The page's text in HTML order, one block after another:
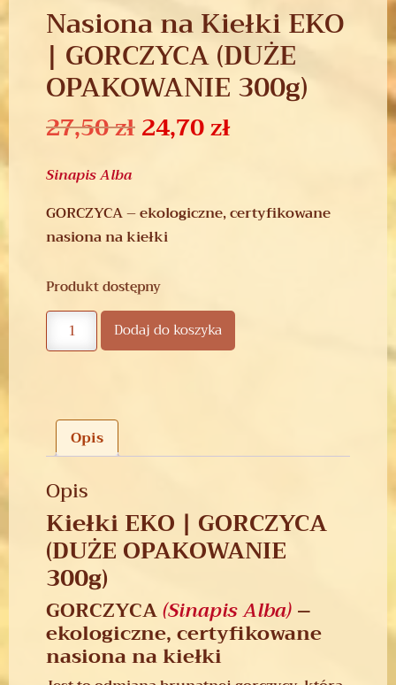
Nasiona na Kiełki EKO
| GORCZYCA (DUŻE
OPAKOWANIE 300g)
27,50zł24,70zł
Sinapis Alba
GORCZYCA – ekologiczne, certyfikowane
nasiona na kiełki
Produkt dostępny
Dodaj do koszyka
Opis
Opis
Kiełki EKO | GORCZYCA
(DUŻE OPAKOWANIE
300g)
GORCZYCA(Sinapis Alba)–
ekologiczne, certyfikowane
nasiona na kiełki